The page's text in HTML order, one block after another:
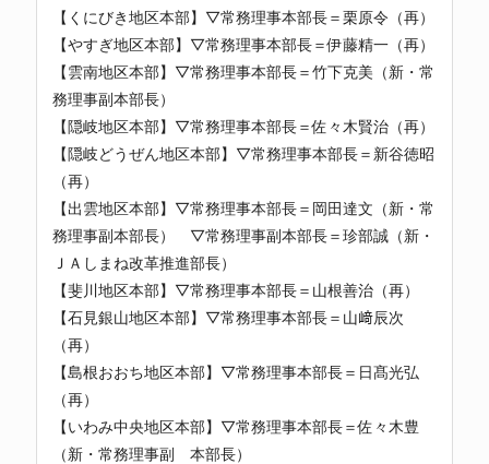
【くにびき地区本部】▽常務理事本部長＝栗原令（再）
【やすぎ地区本部】▽常務理事本部長＝伊藤精一（再）
【雲南地区本部】▽常務理事本部長＝竹下克美（新・常
務理事副本部長）
【隠岐地区本部】▽常務理事本部長＝佐々木賢治（再）
【隠岐どうぜん地区本部】▽常務理事本部長＝新谷徳昭
（再）
【出雲地区本部】▽常務理事本部長＝岡田達文（新・常
務理事副本部長） ▽常務理事副本部長＝珍部誠（新・
ＪＡしまね改革推進部長）
【斐川地区本部】▽常務理事本部長＝山根善治（再）
【石見銀山地区本部】▽常務理事本部長＝山﨑辰次
（再）
【島根おおち地区本部】▽常務理事本部長＝日髙光弘
（再）
【いわみ中央地区本部】▽常務理事本部長＝佐々木豊
（新・常務理事副 本部長）